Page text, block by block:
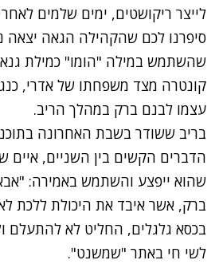
לייצר ריקושטים, ימים שלמים
סיפרנו לכם שהקהילה הגאה יצאה
שהשתמש במילה "הומו" כמילת
קונטרה מצד משפחתו של אדרי,
עצמו לבנם ברק במהלך הריב.
בריב ששודר בשבת האחרונה
הדברים הקשים בין השניים, איים
שהוא ייפצע והשתמש באמירה:
ברק, אשר איבד את היכולת ללכת
בכסא גלגלים, החליט לא להתעלם
לשי חי באתר "שמשנט".